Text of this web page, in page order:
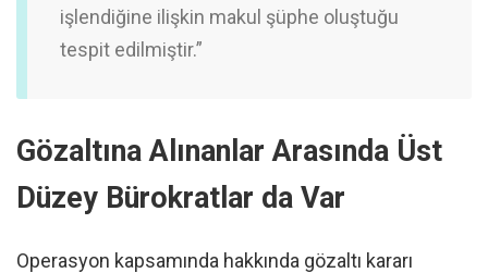
işlendiğine ilişkin makul şüphe oluştuğu
tespit edilmiştir.”
Gözaltına Alınanlar Arasında Üst
Düzey Bürokratlar da Var
Operasyon kapsamında hakkında gözaltı kararı